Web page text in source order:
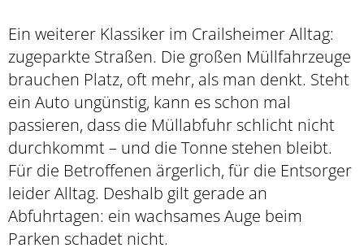
Ein weiterer Klassiker im Crailsheimer Alltag:
zugeparkte Straßen. Die großen Müllfahrzeuge
brauchen Platz, oft mehr, als man denkt. Steht
ein Auto ungünstig, kann es schon mal
passieren, dass die Müllabfuhr schlicht nicht
durchkommt – und die Tonne stehen bleibt.
Für die Betroffenen ärgerlich, für die Entsorger
leider Alltag. Deshalb gilt gerade an
Abfuhrtagen: ein wachsames Auge beim
Parken schadet nicht.